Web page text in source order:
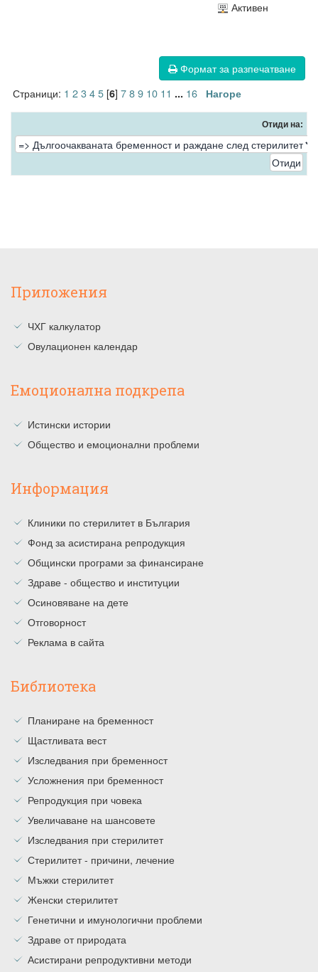
Активен
Формат за разпечатване
Страници: 1 2345[6] 789 10 11 ... 16 Нагоре
Отиди на:
Приложения
ЧХГ калкулатор
Овулационен календар
Емоционална подкрепа
Истински истории
Общество и емоционални проблеми
Информация
Клиники по стерилитет в България
Фонд за асистирана репродукция
Общински програми за финансиране
Здраве - общество и институции
Осиновяване на дете
Отговорност
Реклама в сайта
Библиотека
Планиране на бременност
Щастливата вест
Изследвания при бременност
Усложнения при бременност
Репродукция при човека
Увеличаване на шансовете
Изследвания при стерилитет
Стерилитет - причини, лечение
Мъжки стерилитет
Женски стерилитет
Генетични и имунологични проблеми
Здраве от природата
Асистирани репродуктивни методи